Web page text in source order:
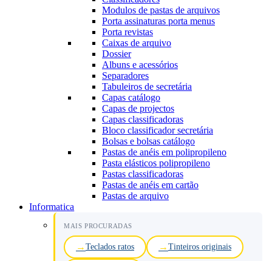
Modulos de pastas de arquivos
Porta assinaturas porta menus
Porta revistas
Caixas de arquivo
Dossier
Albuns e acessórios
Separadores
Tabuleiros de secretária
Capas catálogo
Capas de projectos
Capas classificadoras
Bloco classificador secretária
Bolsas e bolsas catálogo
Pastas de anéis em polipropileno
Pasta elásticos polipropileno
Pastas classificadoras
Pastas de anéis em cartão
Pastas de arquivo
Informatica
MAIS PROCURADAS
Teclados ratos Tinteiros originais